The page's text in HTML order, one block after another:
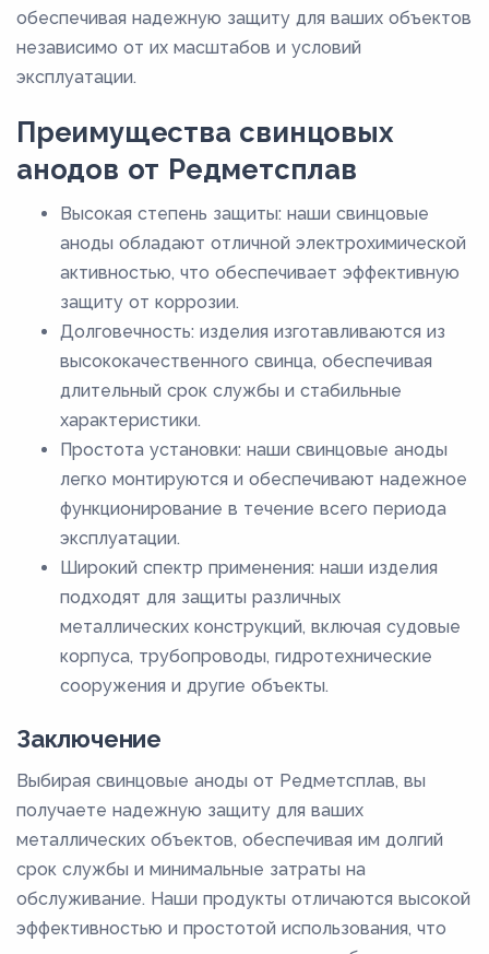
обеспечивая надежную защиту для ваших объектов
независимо от их масштабов и условий
эксплуатации.
Преимущества свинцовых
анодов от Редметсплав
Высокая степень защиты: наши свинцовые
аноды обладают отличной электрохимической
активностью, что обеспечивает эффективную
защиту от коррозии.
Долговечность: изделия изготавливаются из
высококачественного свинца, обеспечивая
длительный срок службы и стабильные
характеристики.
Простота установки: наши свинцовые аноды
легко монтируются и обеспечивают надежное
функционирование в течение всего периода
эксплуатации.
Широкий спектр применения: наши изделия
подходят для защиты различных
металлических конструкций, включая судовые
корпуса, трубопроводы, гидротехнические
сооружения и другие объекты.
Заключение
Выбирая свинцовые аноды от Редметсплав, вы
получаете надежную защиту для ваших
металлических объектов, обеспечивая им долгий
срок службы и минимальные затраты на
обслуживание. Наши продукты отличаются высокой
эффективностью и простотой использования, что